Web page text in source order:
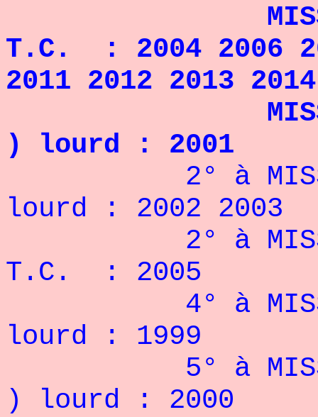
MISS
T.C. : 2004 2006
2011 2012 2013 2014
MISS
) lourd : 2001
2° à
lourd : 2002 2003
2° à
T.C. : 2005
4° à
lourd : 1999
5° à
) lourd : 2000